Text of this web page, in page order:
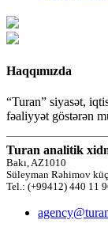
Haqqımızda
“Turan” siyasət,
fəaliyyət göstərən
Turan analitik
Bakı, AZ1010
Süleyman Rəhimov
Tel.: (+99412) 440 11